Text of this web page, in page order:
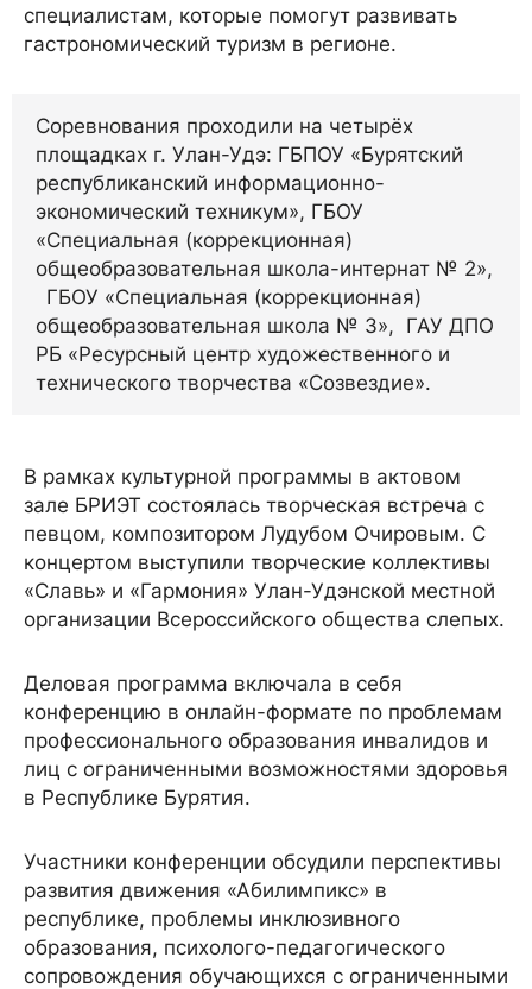
специалистам, которые помогут развивать
гастрономический туризм в регионе.
Соревнования проходили на четырёх
площадках г. Улан-Удэ: ГБПОУ «Бурятский
республиканский информационно-
экономический техникум», ГБОУ
«Специальная (коррекционная)
общеобразовательная школа-интернат № 2»,
ГБОУ «Специальная (коррекционная)
общеобразовательная школа № 3», ГАУ ДПО
РБ «Ресурсный центр художественного и
технического творчества «Созвездие».
В рамках культурной программы в актовом
зале БРИЭТ состоялась творческая встреча с
певцом, композитором Лудубом Очировым. С
концертом выступили творческие коллективы
«Славь» и «Гармония» Улан-Удэнской местной
организации Всероссийского общества слепых.
Деловая программа включала в себя
конференцию в онлайн-формате по проблемам
профессионального образования инвалидов и
лиц с ограниченными возможностями здоровья
в Республике Бурятия.
Участники конференции обсудили перспективы
развития движения «Абилимпикс» в
республике, проблемы инклюзивного
образования, психолого-педагогического
сопровождения обучающихся с ограниченными